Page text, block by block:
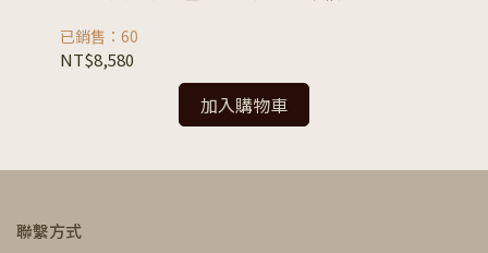
已銷售：60
NT$8,580
加入購物車
聯繫方式